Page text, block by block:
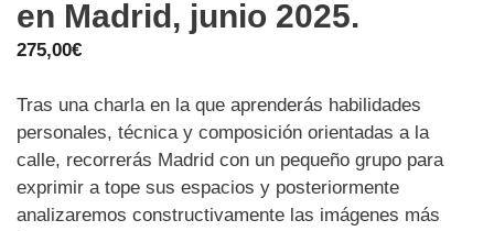
en Madrid, junio 2025.
275,00€
Tras una charla en la que aprenderás habilidades
personales, técnica y composición orientadas a la
calle, recorrerás Madrid con un pequeño grupo para
exprimir a tope sus espacios y posteriormente
analizaremos constructivamente las imágenes más